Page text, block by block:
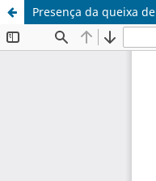
Presença da queixa